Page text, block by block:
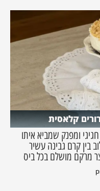
קלאסית
ומפנק שמביא איתו
בין קרם גבינה עשיר
מרקם מושלם בכל ביס